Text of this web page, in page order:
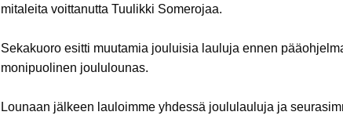
mitaleita voittanutta Tuulikki Somerojaa.
Sekakuoro esitti muutamia jouluisia lauluja ennen
monipuolinen joululounas.
Lounaan jälkeen lauloimme yhdessä joululauluja ja